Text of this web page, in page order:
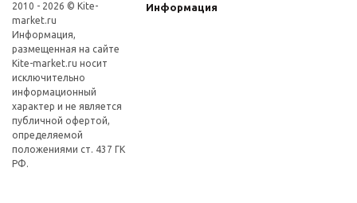
2010 - 2026 © Kite-
market.ru
Информация,
размещенная на сайте
Kite-market.ru носит
исключительно
информационный
характер и не является
публичной офертой,
определяемой
положениями ст. 437 ГК
РФ.
Информация